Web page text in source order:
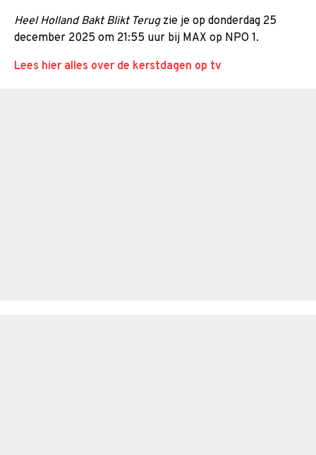
Heel Holland Bakt Blikt Terugzie je op donderdag 25
december 2025 om 21:55 uur bij MAX op NPO 1.
Lees hier alles over de kerstdagen op tv